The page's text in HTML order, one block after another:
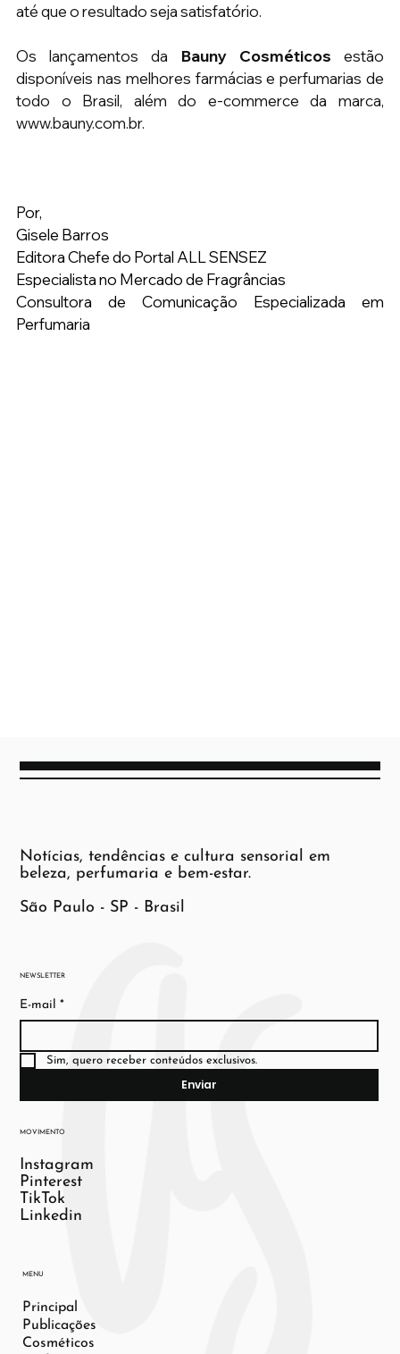
até que o resultado seja satisfatório.
Os lançamentos da Bauny Cosméticos estão
disponíveis nas melhores farmácias e perfumarias de
todo o Brasil, além do e-commerce da marca,
www.bauny.com.br.
Por,
Gisele Barros
Editora Chefe do Portal ALL SENSEZ
Especialista no Mercado de Fragrâncias
Consultora de Comunicação Especializada em
Perfumaria
NEWSLETTER
E-mail *
Sim, quero receber conteúdos exclusivos.
Enviar
MOVIMENTO
Instagram
Pinterest
TikTok
Linkedin
MENU
Principal
Publicações
Cosméticos
Notícias, tendências e cultura sensorial em
beleza, perfumaria e bem-estar.
São Paulo - SP - Brasil